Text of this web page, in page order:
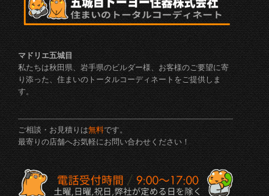
マドリエ五城目
私たちは秋田県、岩手県のビルダー様、お客様のご要望に寄
り添った、住まいのトータルコーディネートをご提供しま
す。
ご相談・お見積りは無料です。
最寄りの店舗へお気軽にお問い合わせください！